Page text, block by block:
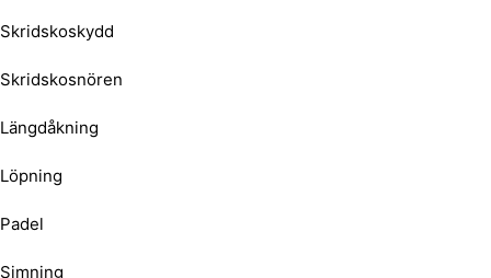
Skridskoskydd
Skridskosnören
Längdåkning
Löpning
Padel
Simning